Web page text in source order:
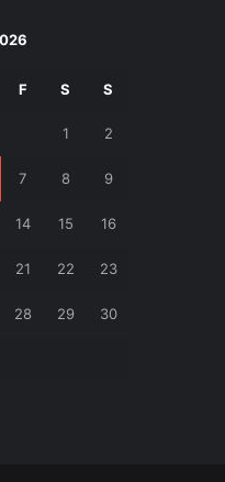
F S S
1 2
7 8 9
14 15 16
21 22 23
28 29 30